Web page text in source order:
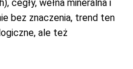
cegły, wełna mineralna i
bez znaczenia, trend ten
ale też